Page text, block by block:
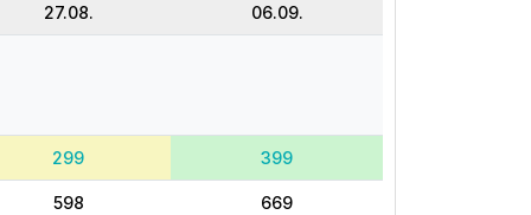
27.08.
06.09.
299 399
598 669